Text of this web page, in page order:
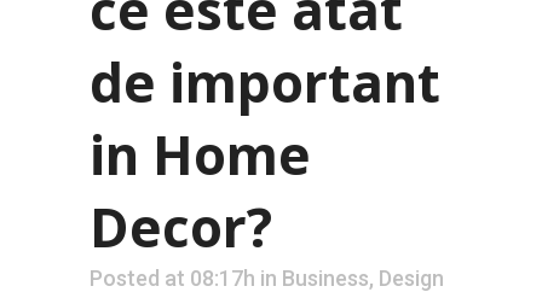
de important
in Home
Decor?
Posted at 08:17h in Business, Design